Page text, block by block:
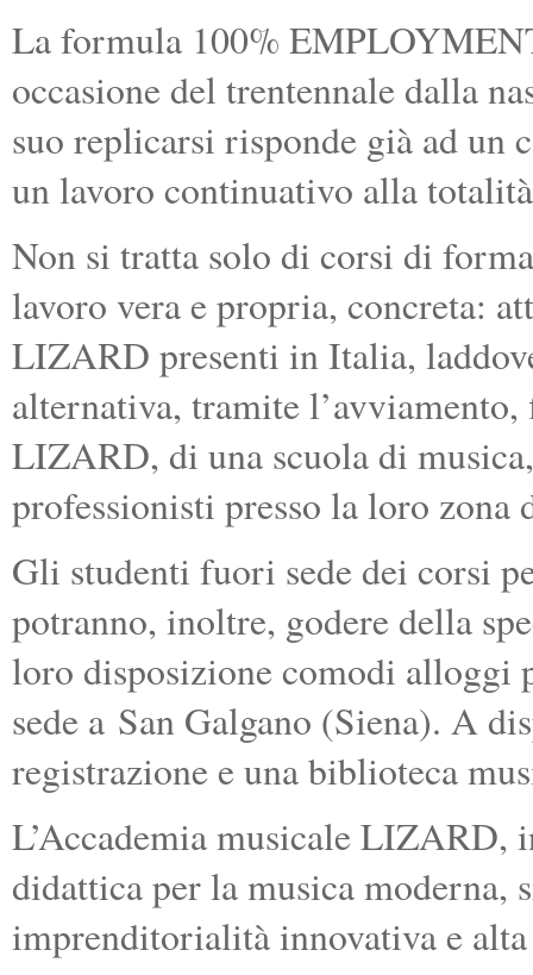
La formula 100%
occasione del trentennale dalla
suo replicarsi risponde già ad un
un lavoro continuativo alla
Non si tratta solo di corsi di
lavoro vera e propria, concreta:
LIZARD presenti in Italia,
alternativa, tramite
LIZARD, di una scuola di
professionisti presso la loro zona
Gli studenti fuori sede dei corsi
potranno, inoltre, godere della
loro disposizione comodi alloggi
sede a San Galgano (Siena). A
registrazione e una biblioteca
L’Accademia musicale
didattica per la musica
imprenditorialità innovativa e